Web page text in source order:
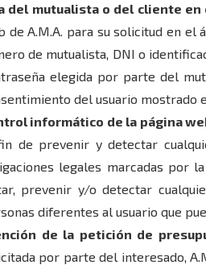
del mutualista o del cliente en
de A.M.A. para su solicitud en el
de mutualista, DNI o
elegida por parte del
del usuario mostrado
informático de la página
de prevenir y detectar
legales marcadas por
prevenir y/o detectar
diferentes al usuario que
de la petición de
por parte del interesado,